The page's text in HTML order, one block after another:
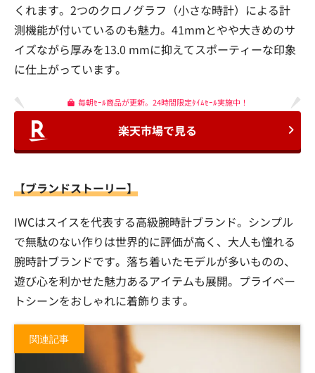
くれます。2つのクロノグラフ（小さな時計）による計
測機能が付いているのも魅力。41mmとやや大きめのサ
イズながら厚みを13.0 mmに抑えてスポーティーな印象
に仕上がっています。
毎朝ｾｰﾙ商品が更新。24時間限定ﾀｲﾑｾｰﾙ実施中！
楽天市場で見る
【ブランドストーリー】
IWCはスイスを代表する高級腕時計ブランド。シンプル
で無駄のない作りは世界的に評価が高く、大人も憧れる
腕時計ブランドです。落ち着いたモデルが多いものの、
遊び心を利かせた魅力あるアイテムも展開。プライベー
トシーンをおしゃれに着飾ります。